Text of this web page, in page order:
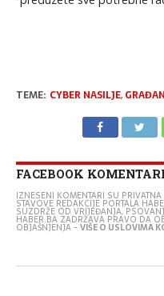
TEME: CYBER NASILJE,
FACEBOOK KOMENTARI
IZNESENI KOMENTARI SU
STAVOVE REDAKCIJE PORTALA
SUZDRŽE OD VRIJEĐANJA,
HABER.BA ZADRŽAVA PRAVO DA
OBJAŠNJENJA -VIŠE O USLOVIMA